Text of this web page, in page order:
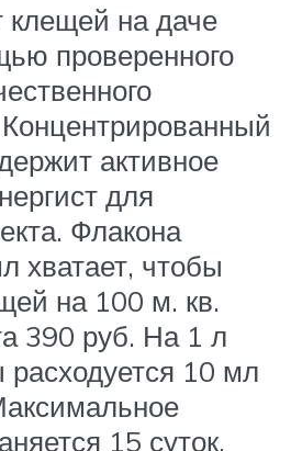
клещей на даче
проверенного
активное
для
Флакона
хватает, чтобы
на 100 м. кв.
390 руб. На 1 л
10 мл
15 суток.